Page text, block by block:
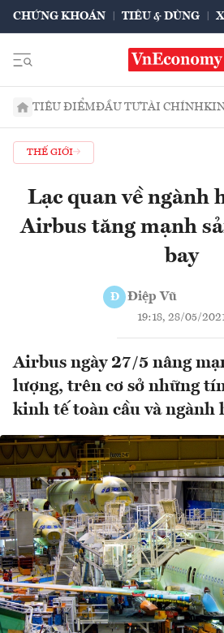
CHỨNG KHOÁN TIÊU & DÙNG
TIÊU ĐIỂMĐẦU TƯTÀI CHÍNH
THẾ GIỚI
Lạc quan về ngành
Airbus tăng mạnh
bay
Đ Điệp Vũ
19:18, 28/05/
Airbus ngày 27/5 nâng
lượng, trên cơ sở những
kinh tế toàn cầu và ngành